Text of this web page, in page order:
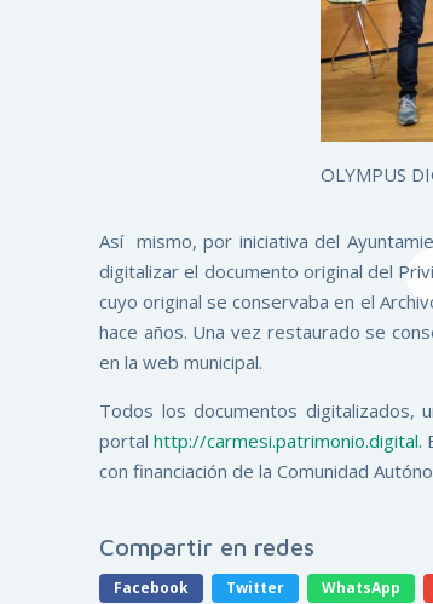
OLYMPUS
Así mismo, por iniciativa del
digitalizar el documento original del
cuyo original se conservaba en el
hace años. Una vez restaurado se
en la web municipal.
Todos los documentos digitalizados,
portalhttp://carmesi.patrimonio.digital.
con financiación de la Comunidad
Compartir en redes
Facebook Twitter WhatsApp